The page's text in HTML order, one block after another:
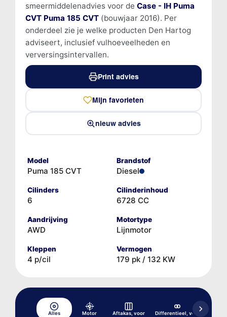
Kennisbank
smeermiddelenadvies voor de Case - IH Puma
CVT Puma 185 CVT(bouwjaar 2016). Per
onderdeel zie je welke producten Den Hartog
adviseert, inclusief vulhoeveelheden en
verversingsintervallen.
Print advies
Mijn favorieten
nieuw advies
Model
Puma 185 CVT
Brandstof
Diesel
Cilinders
6
Cilinderinhoud
6728 CC
Aandrijving
AWD
Motortype
Lijnmotor
Kleppen
4 p/cil
Vermogen
179 pk / 132 KW
Alles Motor Aftakas, voor Differentieel, voor